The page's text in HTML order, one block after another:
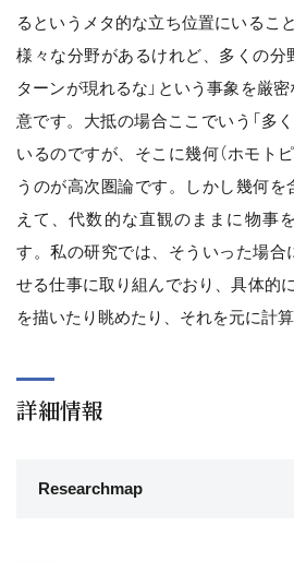
るというメタ的な立ち位置にいるこ
様々な分野があるけれど、多くの分
ターンが現れるな」という事象を厳
意です。大抵の場合ここでいう「多
いるのですが、そこに幾何（ホモト
うのが高次圏論です。しかし幾何を
えて、代数的な直観のままに物事
す。私の研究では、そういった場合
せる仕事に取り組んでおり、具体的
を描いたり眺めたり、それを元に計
詳細情報
Researchmap